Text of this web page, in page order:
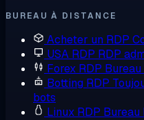
BUREAU À DISTANCE
Acheter un RDP
USA RDP RDP
Forex RDP
Botting RDP
bots
Linux RDP Bureau